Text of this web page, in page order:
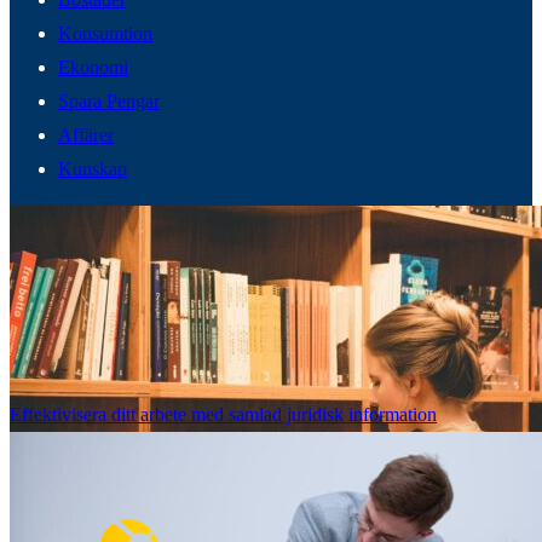
Konsumtion
Ekonomi
Spara Pengar
Affärer
Kunskap
Effektivisera ditt arbete med samlad juridisk information